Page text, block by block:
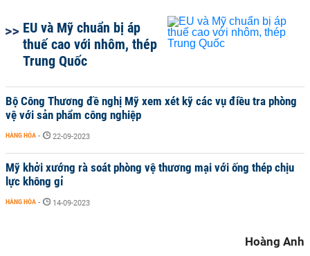
EU và Mỹ chuẩn bị áp
thuế cao với nhôm, thép
Trung Quốc
Bộ Công Thương đề nghị Mỹ xem xét kỹ các vụ điều tra phòng
vệ với sản phẩm công nghiệp
HÀNG HÓA - 22-09-2023
Mỹ khởi xướng rà soát phòng vệ thương mại với ống thép chịu
lực không gỉ
HÀNG HÓA - 14-09-2023
Hoàng Anh